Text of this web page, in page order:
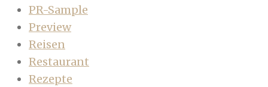
PR-Sample
Preview
Reisen
Restaurant
Rezepte